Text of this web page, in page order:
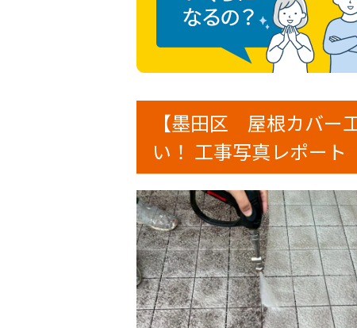
【墨田区 屋根カバー
い！ 工事写真レポート